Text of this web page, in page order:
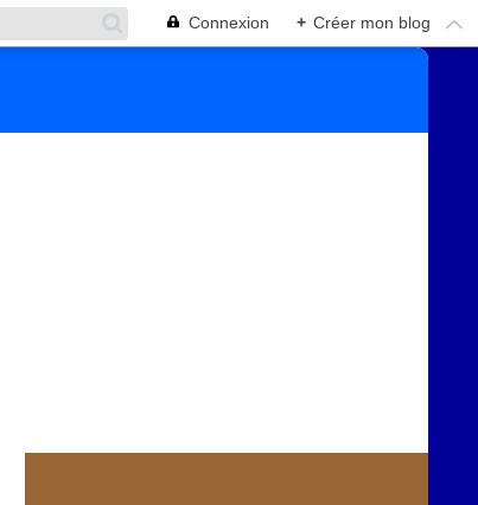
Connexion + Créer mon blog